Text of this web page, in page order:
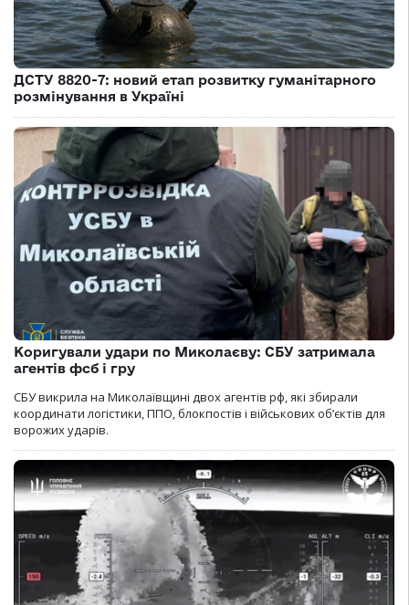
ДСТУ 8820-7: новий етап розвитку гуманітарного
розмінування в Україні
Коригували удари по Миколаєву: СБУ затримала
агентів фсб і гру
СБУ викрила на Миколаївщині двох агентів рф, які збирали
координати логістики, ППО, блокпостів і військових об’єктів для
ворожих ударів.